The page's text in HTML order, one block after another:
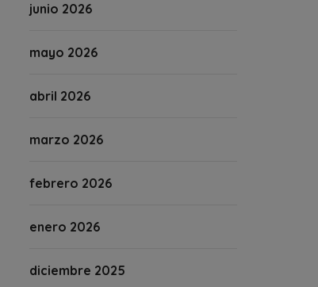
junio 2026
mayo 2026
abril 2026
marzo 2026
febrero 2026
enero 2026
diciembre 2025